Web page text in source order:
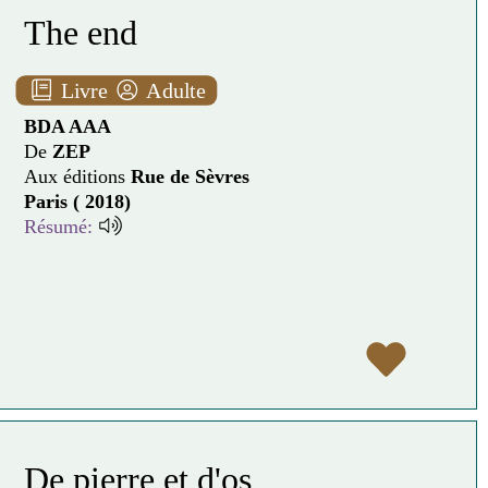
The end
Livre Adulte
BDA AAA
De ZEP
Aux éditions Rue de Sèvres
Paris ( 2018)
Résumé:
De pierre et d'os